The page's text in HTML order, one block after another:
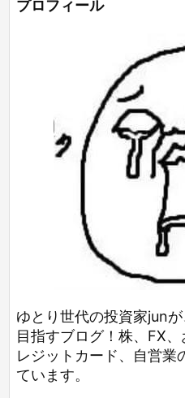
プロフィール
ゆとり世代の投資家jun
目指すブログ！株、FX
レジットカード、自営業
ています。